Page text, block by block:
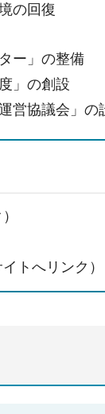
の回復
ー」の整備
」の創設
営協議会」の
トへリンク）